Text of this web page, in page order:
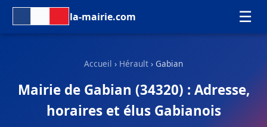
la-mairie.com ☰
Accueil › Hérault › Gabian
Mairie de Gabian (34320) : Adresse,
horaires et élus Gabianois